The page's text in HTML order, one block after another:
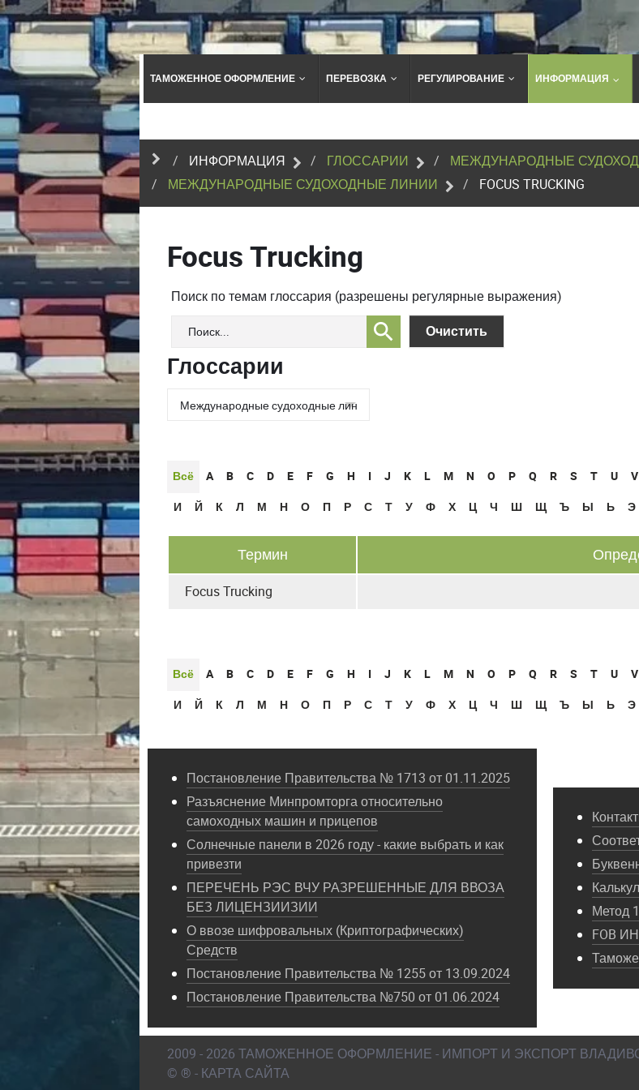
ТАМОЖЕННОЕ ОФОРМЛЕНИЕ ПЕРЕВОЗКА РЕГУЛИРОВАНИЕ ИНФОРМАЦИЯ
ИНФОРМАЦИЯ ГЛОССАРИИ
МЕЖДУНАРОДНЫЕ
МЕЖДУНАРОДНЫЕ СУДОХОДНЫЕ ЛИНИИ
FOCUS TRUCKING
Focus Trucking
Поиск по темам глоссария (разрешены регулярные выражения)
Глоссарии
Всё A B C D E F G H I J K L M N O P Q R S T U V
И
Й К Л М Н О П Р С Т У Ф Х Ц Ч Ш Щ Ъ Ы Ь Э
Термин
Focus Trucking
Всё A B C D E F G H I J K L M N O P Q R S T U V
И
Й К Л М Н О П Р С Т У Ф Х Ц Ч Ш Щ Ъ Ы Ь Э
Постановление Правительства № 1713 от 01.11.2025
Разъяснение Минпромторга относительно
самоходных машин и прицепов
Солнечные панели в 2026 году - какие выбрать и как
привезти
ПЕРЕЧЕНЬ РЭС ВЧУ РАЗРЕШЕННЫЕ ДЛЯ ВВОЗА
БЕЗ ЛИЦЕНЗИИЗИИ
О ввозе шифровальных (Криптографических)
Средств
Постановление Правительства № 1255 от 13.09.2024
Постановление Правительства №750 от 01.06.2024
Метод
FOB
2009 - 2026 ТАМОЖЕННОЕ ОФОРМЛЕНИЕ - ИМПОРТ И ЭКСПОРТ
© ® - КАРТА САЙТА